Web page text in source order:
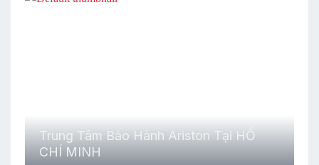
Trung Tâm Bảo Hành Ariston Tại HỒ
CHÍ MINH